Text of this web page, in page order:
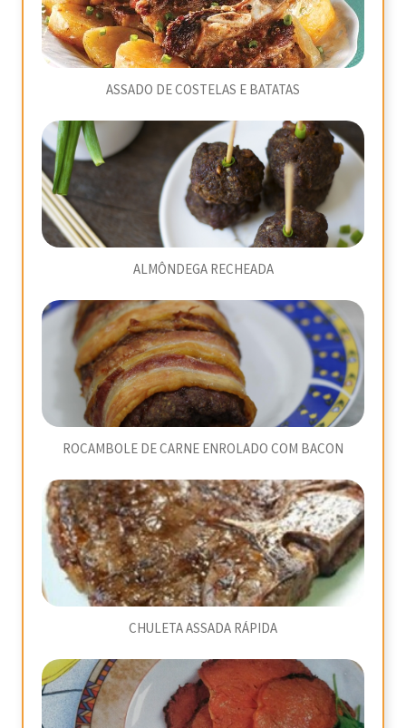
ASSADO DE COSTELAS E BATATAS
ALMÔNDEGA RECHEADA
ROCAMBOLE DE CARNE ENROLADO COM BACON
CHULETA ASSADA RÁPIDA